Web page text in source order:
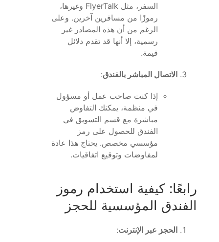
السفر، مثل FlyerTalk وغيرها،
رموزًا من مسافرين آخرين. وعلى
الرغم من أن هذه المصادر غير
رسمية، إلا أنها قد تقدم دلائل
قيمة.
الاتصال المباشر بالفندق:
إذا كنت صاحب عمل أو مسؤول
في منظمة، يمكنك التفاوض
مباشرة مع قسم التسويق في
الفندق للحصول على رمز
مؤسسي مخصص. يحتاج هذا عادة
لمفاوضات وتوقيع اتفاقيات.
رابعًا: كيفية استخدام رموز
الفندق المؤسسية للحجز
الحجز عبر الإنترنت: